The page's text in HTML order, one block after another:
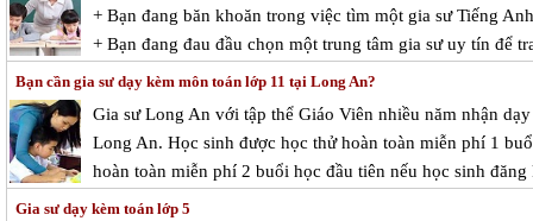
+ Bạn đang băn khoăn trong việc tìm một gia sư Tiếng
+ Bạn đang đau đầu chọn một trung tâm gia sư uy tín để
Bạn cần gia sư dạy kèm môn toán lớp 11 tại Long An?
Gia sư Long An với tập thể Giáo Viên nhiều năm nhận
Long An. Học sinh được học thử hoàn toàn miễn phí 1
hoàn toàn miễn phí 2 buổi học đầu tiên nếu học sinh
Gia sư dạy kèm toán lớp 5